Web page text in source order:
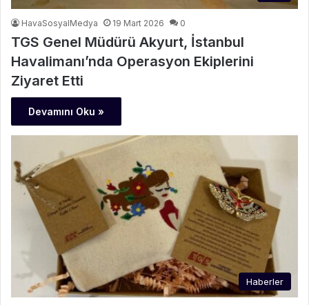
HavaSosyalMedya 19 Mart 2026 0
TGS Genel Müdürü Akyurt, İstanbul
Havalimanı’nda Operasyon Ekiplerini
Ziyaret Etti
Devamını Oku »
Haberler